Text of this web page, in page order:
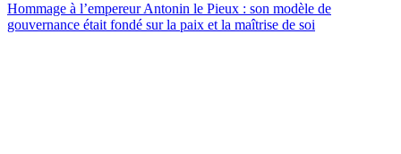
Hommage à l’empereur Antonin le Pieux : son modèle de
gouvernance était fondé sur la paix et la maîtrise de soi